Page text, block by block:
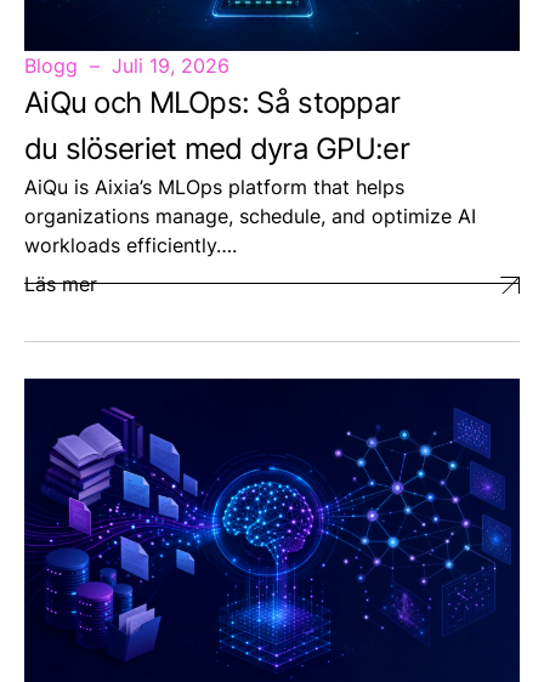
Blogg Juli 19, 2026
AiQu och MLOps: Så stoppar
du slöseriet med dyra GPU:er
AiQu is Aixia’s MLOps platform that helps
organizations manage, schedule, and optimize AI
workloads efficiently….
Läs mer